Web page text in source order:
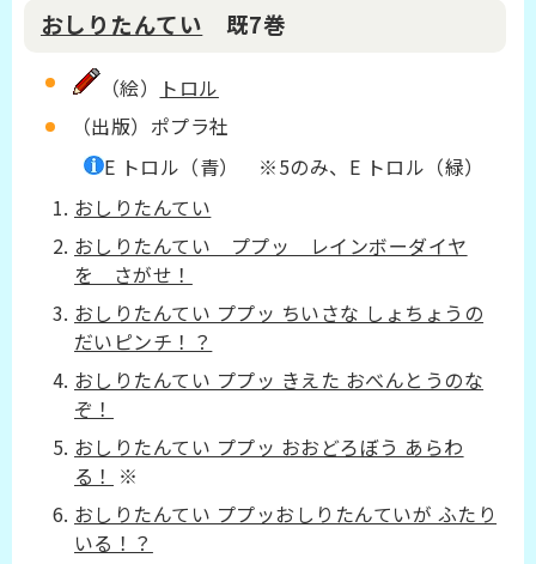
おしりたんてい 既7巻
（絵）
トロル
（出版）ポプラ社
E トロル（青） ※5のみ、E トロル（緑）
おしりたんてい
おしりたんてい ププッ レインボーダイヤ
を さがせ！
おしりたんてい ププッ ちいさな しょちょうの
だいピンチ！？
おしりたんてい ププッ きえた おべんとうのな
ぞ！
おしりたんてい ププッ おおどろぼう あらわ
る！ ※
おしりたんてい ププッおしりたんていが ふたり
いる！？